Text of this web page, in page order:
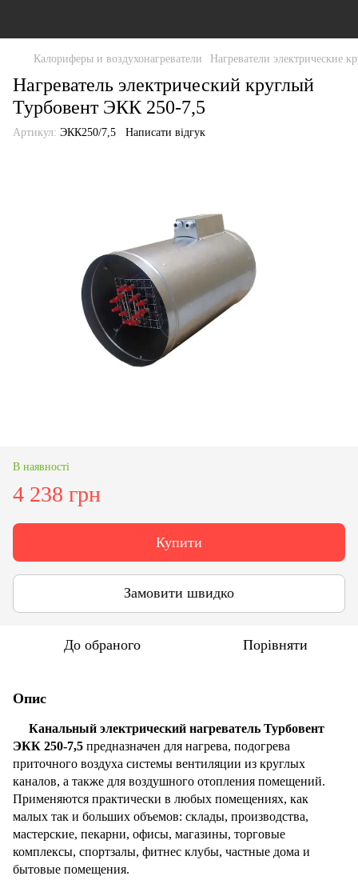
Калориферы и воздухонагреватели Нагреватели электрические
Нагреватель электрический круглый
Турбовент ЭКК 250-7,5
Артикул: ЭКК250/7,5 Написати відгук
В наявності
4 238 грн
Купити
Замовити швидко
До обраного Порівняти
Опис
Канальный электрический нагреватель Турбовент
ЭКК 250-7,5 предназначен для нагрева, подогрева
приточного воздуха системы вентиляции из круглых
каналов, а также для воздушного отопления помещений.
Применяются практически в любых помещениях, как
малых так и больших объемов: склады, производства,
мастерские, пекарни, офисы, магазины, торговые
комплексы, спортзалы, фитнес клубы, частные дома и
бытовые помещения.